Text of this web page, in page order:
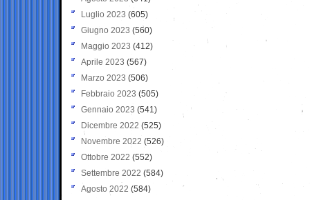
Luglio 2023 (605)
Giugno 2023 (560)
Maggio 2023 (412)
Aprile 2023 (567)
Marzo 2023 (506)
Febbraio 2023 (505)
Gennaio 2023 (541)
Dicembre 2022 (525)
Novembre 2022 (526)
Ottobre 2022 (552)
Settembre 2022 (584)
Agosto 2022 (584)